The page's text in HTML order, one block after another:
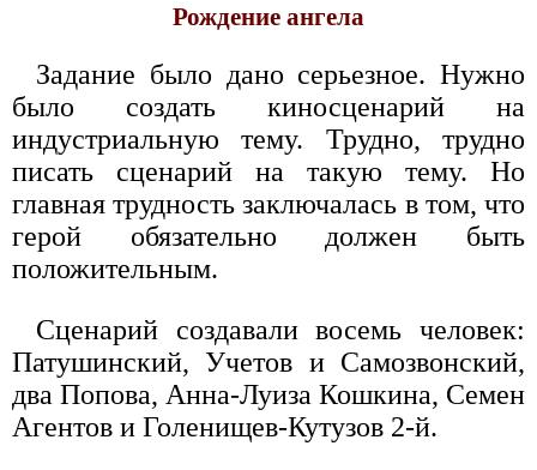
Рождение ангела
Задание было дано серьезное. Нужно
было создать киносценарий на
индустриальную тему. Трудно, трудно
писать сценарий на такую тему. Но
главная трудность заключалась в том, что
герой обязательно должен быть
положительным.
Сценарий создавали восемь человек:
Патушинский, Учетов и Самозвонский,
два Попова, Анна-Луиза Кошкина, Семен
Агентов и Голенищев-Кутузов 2-й.